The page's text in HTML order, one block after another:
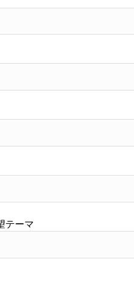
テーマ